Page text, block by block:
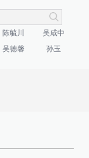
陈毓川
吴咸中
吴德馨 孙玉